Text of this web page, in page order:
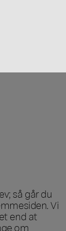
så går du
Vi
end at
om